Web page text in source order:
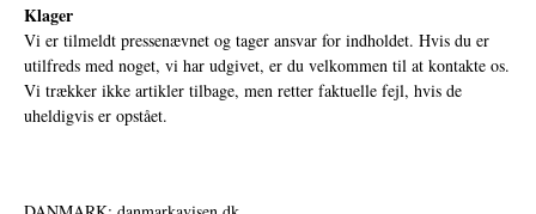
Klager
Vi er tilmeldt pressenævnet og tager ansvar for indholdet. Hvis du er
utilfreds med noget, vi har udgivet, er du velkommen til at kontakte os.
Vi trækker ikke artikler tilbage, men retter faktuelle fejl, hvis de
uheldigvis er opstået.